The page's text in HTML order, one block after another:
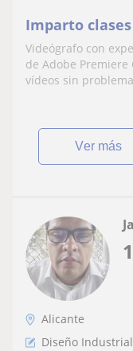
Imparto
Videógrafo con
de Adobe
vídeos sin
ver más
Alicante
Diseño Industrial